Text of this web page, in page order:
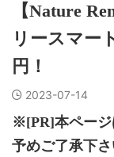
【Nature
リースマー
円！
2023-07-14
※[PR]本ページ
予めご了承下さ